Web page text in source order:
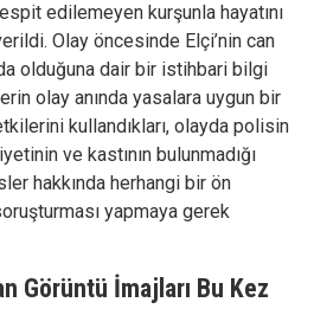
edilemeyen kurşunla hayatını
Olay öncesinde Elçi’nin can
olduğuna dair bir istihbari bilgi
olay anında yasalara uygun bir
kullandıkları, olayda polisin
ve kastının bulunmadığı
hakkında herhangi bir ön
yapmaya gerek
Görüntü İmajları Bu Kez